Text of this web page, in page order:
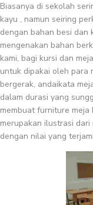
Biasanya di sekolah
kayu , namun seiring
dengan bahan besi dan
mengenakan bahan
kami, bagi kursi dan
untuk dipakai oleh para
bergerak, andaikata
dalam durasi yang
membuat furniture
merupakan ilustrasi
dengan nilai yang